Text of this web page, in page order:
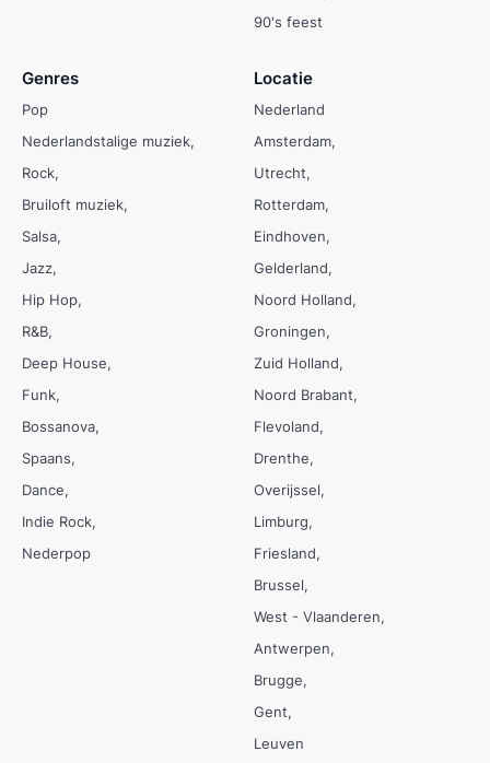
90's feest
Genres
Pop
Nederlandstalige muziek
Rock
Bruiloft muziek
Salsa
Jazz
Hip Hop
R&B
Deep House
Funk
Bossanova
Spaans
Dance
Indie Rock
Nederpop
Locatie
Nederland
Amsterdam
Utrecht
Rotterdam
Eindhoven
Gelderland
Noord Holland
Groningen
Zuid Holland
Noord Brabant
Flevoland
Drenthe
Overijssel
Limburg
Friesland
Brussel
West - Vlaanderen
Antwerpen
Brugge
Gent
Leuven